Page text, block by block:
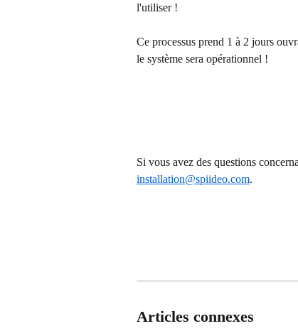
l'utiliser !
Ce processus prend 1 à 2 jours
le système sera opérationnel !
Si vous avez des questions
installation@spiideo.com.
Articles connexes